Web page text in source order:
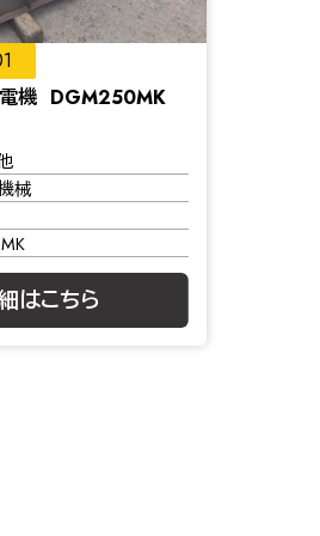
機 DGM250MK
械
はこちら